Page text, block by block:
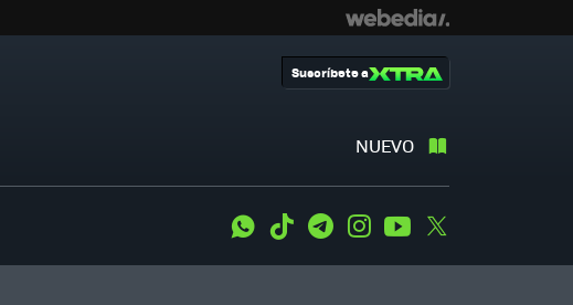
NUEVO
Suscríbete a
WhatsApp
Tiktok TelegramInstagramYoutube